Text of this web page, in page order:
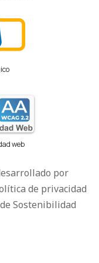
web
por
de privacidad
Sostenibilidad